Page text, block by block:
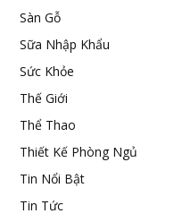
Sàn Gỗ
Sữa Nhập Khẩu
Sức Khỏe
Thế Giới
Thể Thao
Thiết Kế Phòng Ngủ
Tin Nổi Bật
Tin Tức